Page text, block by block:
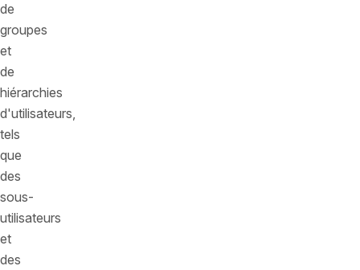
de
groupes
et
de
hiérarchies
d'utilisateurs,
tels
que
des
sous-
utilisateurs
et
des